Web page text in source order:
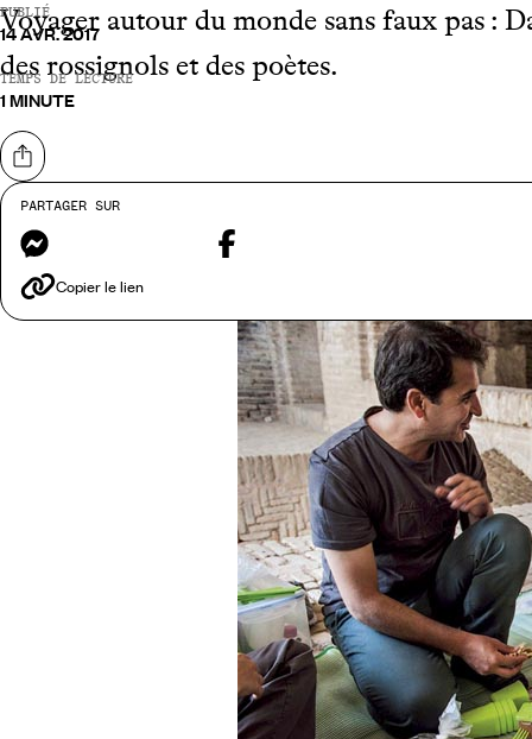
PUBLIÉ
14 AVR. 2017
TEMPS DE LECTURE
1 MINUTE
Partager sur
PARTAGER SUR
Messenger
Copier le lien
Voyager autour du monde sans faux pas :
des rossignols et des poètes.